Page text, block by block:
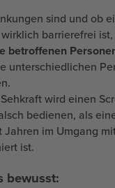
sind und ob
barrierefrei ist,
betroffenen
unterschiedlichen
wird einen
bedienen, als
im Umgang
ist.
bewusst: